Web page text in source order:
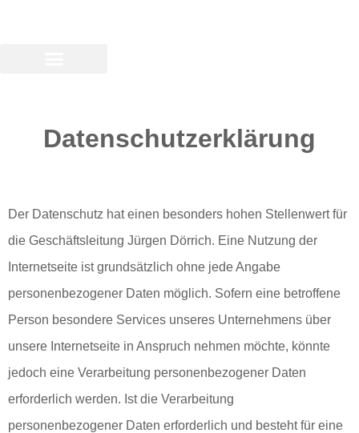
Datenschutzerklärung
Der Datenschutz hat einen besonders hohen Stellenwert für
die Geschäftsleitung Jürgen Dörrich. Eine Nutzung der
Internetseite ist grundsätzlich ohne jede Angabe
personenbezogener Daten möglich. Sofern eine betroffene
Person besondere Services unseres Unternehmens über
unsere Internetseite in Anspruch nehmen möchte, könnte
jedoch eine Verarbeitung personenbezogener Daten
erforderlich werden. Ist die Verarbeitung
personenbezogener Daten erforderlich und besteht für eine